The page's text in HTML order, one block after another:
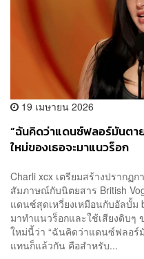
19 เมษายน 2026
“ฉันคิดว่าแดนซ์ฟลอร์มันตา
ใหม่ของเธอจะมาแนวร็อก
Charli xcx เตรียมสร้างปรากฏ
สัมภาษณ์กับนิตยสาร British
แดนซ์สุดเหวี่ยงเหมือนกับอัลบั้ม
มาทำแนวร็อกและใช้เสียงดิบๆ
ใหม่นี้ว่า “ฉันคิดว่าแดนซ์ฟลอร์
แทนก็แล้วกัน คือสำหรับ...